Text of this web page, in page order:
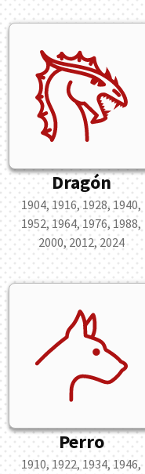
Dragón
1904, 1916, 1928, 1940,
1952, 1964, 1976, 1988,
2000, 2012, 2024
Perro
1910, 1922, 1934, 1946,